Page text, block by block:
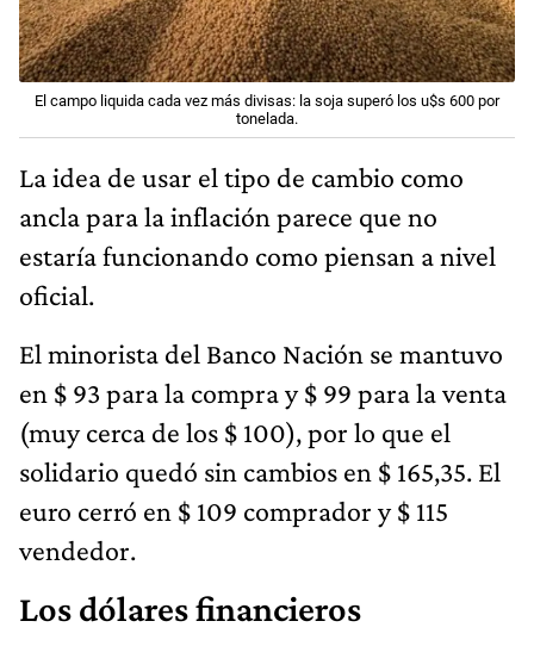
El campo liquida cada vez más divisas: la soja superó los u$s 600 por
tonelada.
La idea de usar el tipo de cambio como
ancla para la inflación parece que no
estaría funcionando como piensan a nivel
oficial.
El minorista del Banco Nación se mantuvo
en $ 93 para la compra y $ 99 para la venta
(muy cerca de los $ 100), por lo que el
solidario quedó sin cambios en $ 165,35. El
euro cerró en $ 109 comprador y $ 115
vendedor.
Los dólares financieros